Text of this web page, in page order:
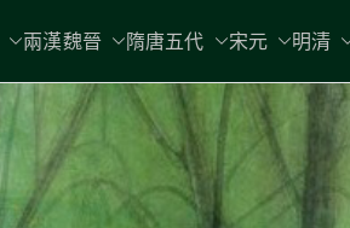
兩漢魏晉 隋唐五代 宋元 明清